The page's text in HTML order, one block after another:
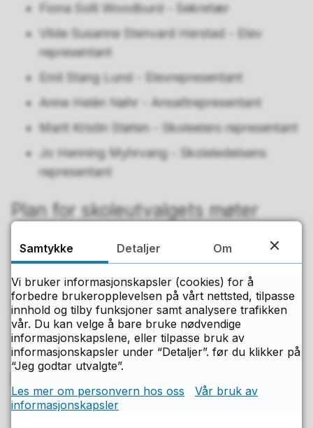
Fiona Solli Woodburd - Sekretær
Vilde Susanne Stenvard Herstad - Elev
representant
Emil Stang Lund - Elevrepresentant
Anne Helèn Nøhr - Ansattrepresentant
Marit Kristin Støten - Skoleeiers representant
Jo Henning Myhrvang - Skoleledelsens
representant
Plan for skoleutvalgets møter
Mandag 10.11.25
Sakslister og møtereferater
Se saker og møtereferater fra skoleutvalget
Retningslinjer
Se retningslinjer for skoleutvalg i
Samtykke Detaljer Om
Vi bruker informasjonskapsler (cookies) for å
forbedre brukeropplevelsen på vårt nettsted, tilpasse
innhold og tilby funksjoner samt analysere trafikken
vår. Du kan velge å bare bruke nødvendige
informasjonskapslene, eller tilpasse bruk av
informasjonskapsler under “Detaljer”. før du klikker på
“Jeg godtar utvalgte”.
Les mer om personvern hos oss
Vår bruk av
informasjonskapsler